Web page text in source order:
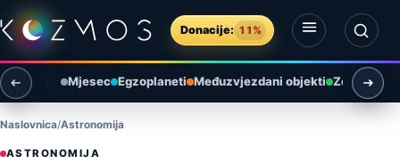
Preskoči na sadržaj
Donacije: 11%
Otvori izbornik
Otvori pretragu
Mjesec Egzoplaneti Međuzvjezdani objekti Zemlja i
Naslovnica Astronomija
ASTRONOMIJA